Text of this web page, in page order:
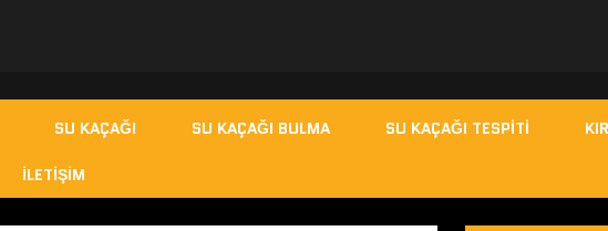
SU KAÇAĞI SU KAÇAĞI BULMA SU KAÇAĞI TESPITI
İLETIŞIM